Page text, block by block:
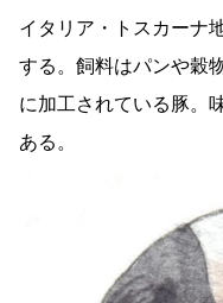
イタリア・トスカーナ
する。飼料はパンや穀
に加工されている豚。
ある。